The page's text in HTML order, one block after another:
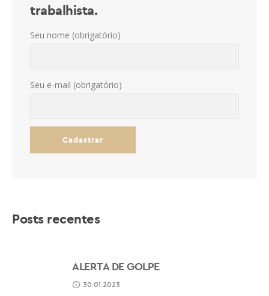
trabalhista.
Seu nome (obrigatório)
Seu e-mail (obrigatório)
Posts recentes
ALERTA DE GOLPE
30.01.2023